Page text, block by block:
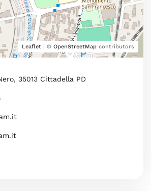
Leaflet | © OpenStreetMap contributors
35013 Cittadella PD